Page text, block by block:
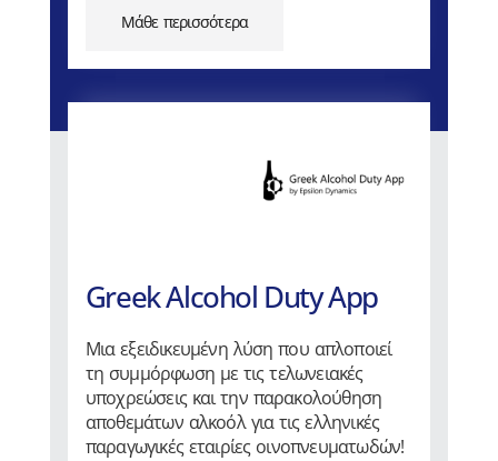
Μάθε περισσότερα
Greek Alcohol Duty App
Μια εξειδικευμένη λύση που απλοποιεί
τη συμμόρφωση με τις τελωνειακές
υποχρεώσεις και την παρακολούθηση
αποθεμάτων αλκοόλ για τις ελληνικές
παραγωγικές εταιρίες οινοπνευματωδών!